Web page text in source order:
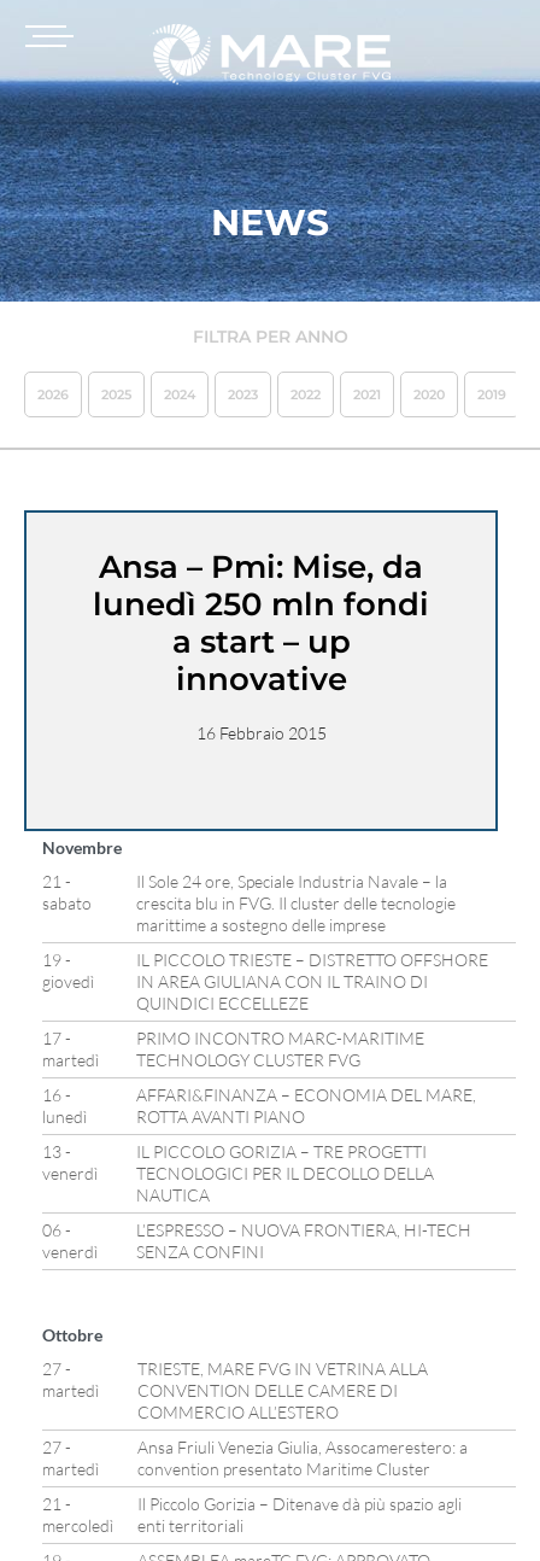
NEWS
FILTRA PER ANNO
2026 2025 2024 2023 2022 2021 2020 2019
Ansa – Pmi: Mise, da
lunedì 250 mln fondi
a start – up
innovative
16 Febbraio 2015
Novembre
21 -
sabato
Il Sole 24 ore, Speciale Industria Navale – la
crescita blu in FVG. Il cluster delle tecnologie
marittime a sostegno delle imprese
19 -
giovedì
IL PICCOLO TRIESTE – DISTRETTO OFFSHORE
IN AREA GIULIANA CON IL TRAINO DI
QUINDICI ECCELLEZE
17 -
martedì
PRIMO INCONTRO MARC-MARITIME
TECHNOLOGY CLUSTER FVG
16 -
lunedì
AFFARI&FINANZA – ECONOMIA DEL MARE,
ROTTA AVANTI PIANO
13 -
venerdì
IL PICCOLO GORIZIA – TRE PROGETTI
TECNOLOGICI PER IL DECOLLO DELLA
NAUTICA
06 -
venerdì
L’ESPRESSO – NUOVA FRONTIERA, HI-TECH
SENZA CONFINI
Ottobre
27 -
martedì
TRIESTE, MARE FVG IN VETRINA ALLA
CONVENTION DELLE CAMERE DI
COMMERCIO ALL’ESTERO
27 -
martedì
Ansa Friuli Venezia Giulia, Assocamerestero: a
convention presentato Maritime Cluster
21 -
mercoledì
Il Piccolo Gorizia – Ditenave dà più spazio agli
enti territoriali